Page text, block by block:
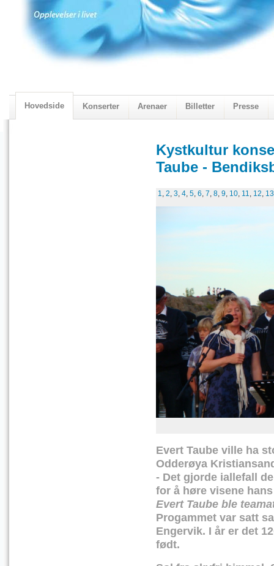
Hovedside Konserter Arenaer Billetter Presse
Kystkultur
Taube -
1, 2, 3, 4, 5, 6, 7, 8, 9, 10, 11, 12, 13
Evert Taube ville ha
Odderøya
- Det gjorde iallefall
for å høre visene hans
Evert Taube ble
Progammet var satt
Engervik. I år er det
født.